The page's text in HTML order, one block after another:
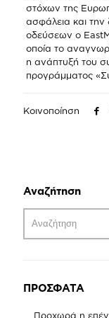
στόχων της
ασφάλεια και
οδεύσεων ο
οποία το
η ανάπτυξή του
προγράμματος
Κοινοποίηση
Αναζήτηση
ΠΡΟΣΦΑΤΑ
Προχωρά η